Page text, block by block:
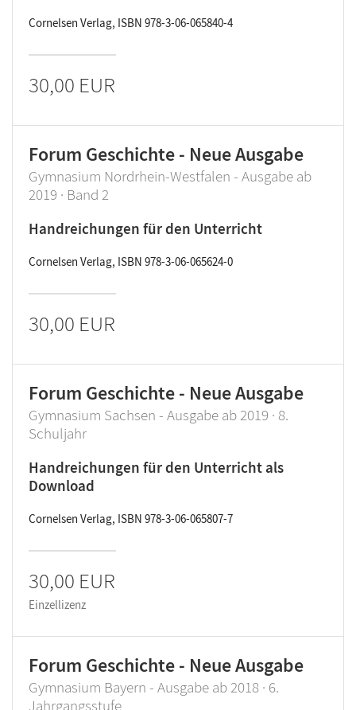
Cornelsen Verlag, ISBN 978-3-06-065840-4
30,00 EUR
Forum Geschichte - Neue Ausgabe
Gymnasium Nordrhein-Westfalen - Ausgabe ab
2019 · Band 2
Handreichungen für den Unterricht
Cornelsen Verlag, ISBN 978-3-06-065624-0
30,00 EUR
Forum Geschichte - Neue Ausgabe
Gymnasium Sachsen - Ausgabe ab 2019 · 8.
Schuljahr
Handreichungen für den Unterricht als
Download
Cornelsen Verlag, ISBN 978-3-06-065807-7
30,00 EUR
Einzellizenz
Forum Geschichte - Neue Ausgabe
Gymnasium Bayern - Ausgabe ab 2018 · 6.
Jahrgangsstufe